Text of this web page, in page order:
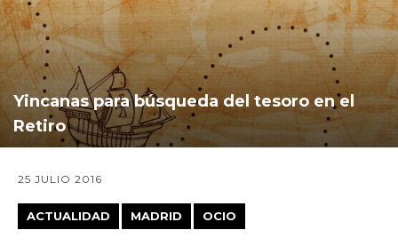
​Yincanas para búsqueda del tesoro en el
Retiro
25 JULIO 2016
ACTUALIDAD MADRID OCIO